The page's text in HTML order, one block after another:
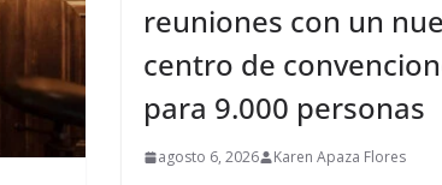
reuniones con un
centro de
para 9.000 personas
agosto 6, 2026 Karen Apaza Flores